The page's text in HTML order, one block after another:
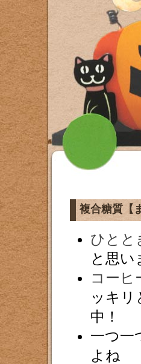
複合糖質【
ひとと
と思い
コーヒ
ッキリ
中！
一つ一
よね